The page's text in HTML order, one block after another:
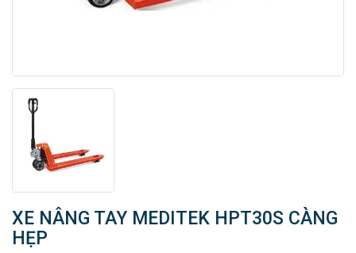
XE NÂNG TAY MEDITEK HPT30S CÀNG
HẸP